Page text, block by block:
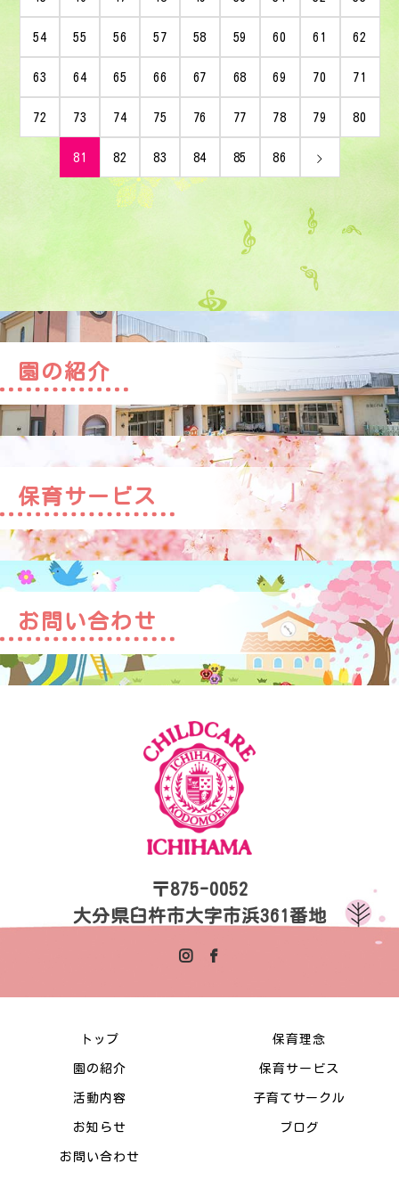
54 55 56 57 58 59 60 61 62
63 64 65 66 67 68 69 70 71
72 73 74 75 76 77 78 79 80
81 82 83 84 85 86
園の紹介
保育サービス
お問い合わせ
〒875-0052
大分県臼杵市大字市浜361番地
トップ 保育理念
園の紹介 保育サービス
活動内容 子育てサークル
お知らせ ブログ
お問い合わせ